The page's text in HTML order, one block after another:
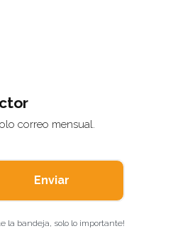
correo mensual.
Enviar
la bandeja, solo lo importante!